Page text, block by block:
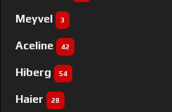
Meyvel 3
Aceline 42
Hiberg 54
Haier 28